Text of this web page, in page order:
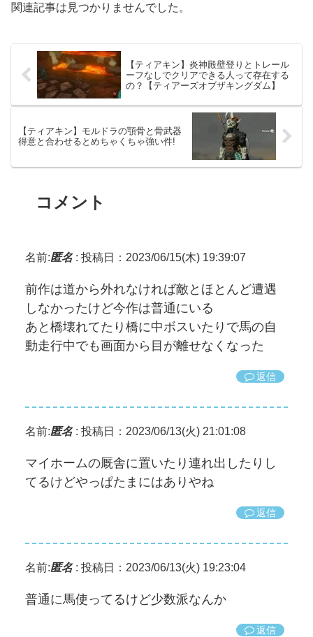
関連記事は見つかりませんでした。
【ティアキン】炎神殿壁登りとトレール
ーフなしでクリアできる人って存在する
の？【ティアーズオブザキングダム】
【ティアキン】モルドラの顎骨と骨武器
得意と合わせるとめちゃくちゃ強い件!
コメント
名前:匿名: 投稿日：2023/06/15(木) 19:39:07
前作は道から外れなければ敵とほとんど遭遇
しなかったけど今作は普通にいる
あと橋壊れてたり橋に中ボスいたりで馬の自
動走行中でも画面から目が離せなくなった
返信
名前:匿名: 投稿日：2023/06/13(火) 21:01:08
マイホームの厩舎に置いたり連れ出したりし
てるけどやっぱたまにはありやね
返信
名前:匿名: 投稿日：2023/06/13(火) 19:23:04
普通に馬使ってるけど少数派なんか
返信